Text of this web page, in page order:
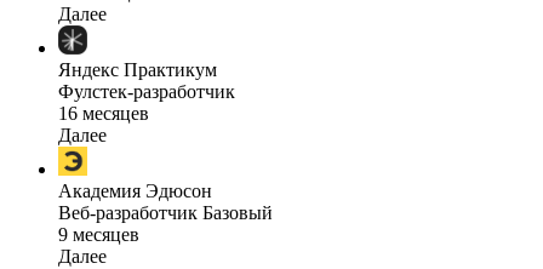
Далее
Яндекс Практикум
Фулстек-разработчик
16 месяцев
Далее
Академия Эдюсон
Веб-разработчик Базовый
9 месяцев
Далее